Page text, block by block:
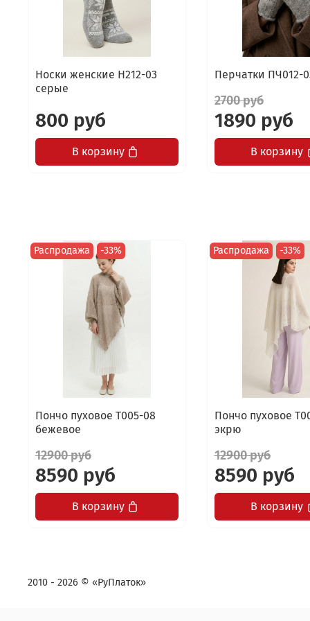
Носки женские Н212-03
серые
800 руб
В корзину
Перчатки ПЧ012-
2700 руб
1890 руб
В корзину
Распродажа -33%
Пончо пуховое Т005-08
бежевое
12900 руб
8590 руб
В корзину
Распродажа -33%
Пончо пуховое
экрю
12900 руб
8590 руб
В корзину
2010 - 2026 © «РуПлаток»